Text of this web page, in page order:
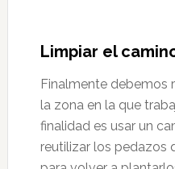
Limpiar el
Finalmente debemos
la zona en la que
finalidad es usar un
reutilizar los pedazos